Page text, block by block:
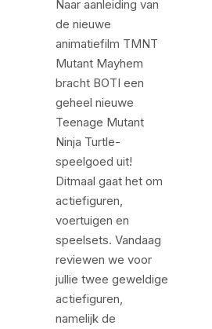
Naar aanleiding van
de nieuwe
animatiefilm TMNT
Mutant Mayhem
bracht BOTI een
geheel nieuwe
Teenage Mutant
Ninja Turtle-
speelgoed uit!
Ditmaal gaat het om
actiefiguren,
voertuigen en
speelsets. Vandaag
reviewen we voor
jullie twee geweldige
actiefiguren,
namelijk de